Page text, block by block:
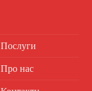
Послуги
Про нас